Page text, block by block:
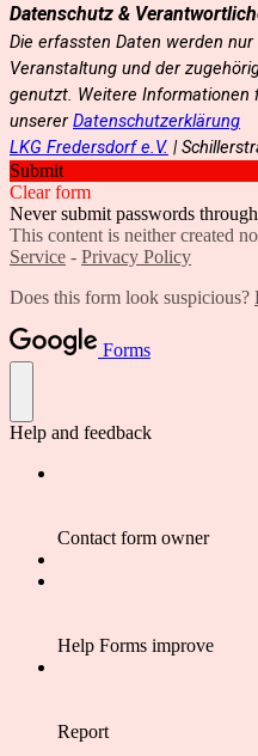
Datenschutz &
Die erfassten Daten werden
Veranstaltung und der
genutzt. Weitere Informationen
unsererDatenschutzerklärung
LKG Fredersdorf e.V. |
Submit
Clear form
Never submit passwords
This content is neither created
Service - Privacy Policy
Does this form look suspicious?
Forms
Help and feedback
Contact form owner
Help Forms improve
Report